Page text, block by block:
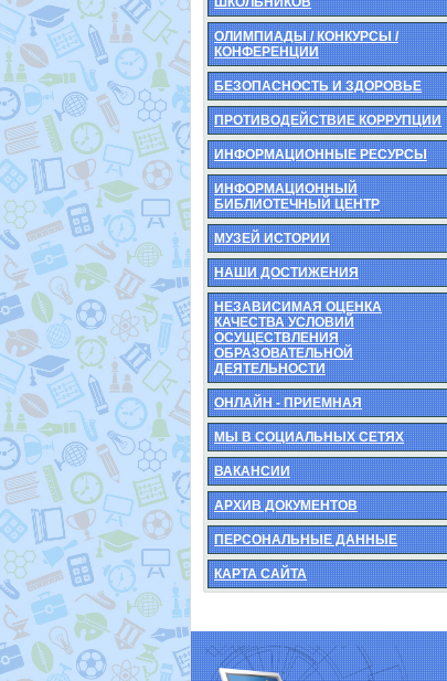
ОЛИМПИАДЫ / КОНКУРСЫ /
КОНФЕРЕНЦИИ
БЕЗОПАСНОСТЬ И ЗДОРОВЬЕ
ПРОТИВОДЕЙСТВИЕ КОРРУПЦИИ
ИНФОРМАЦИОННЫЕ РЕСУРСЫ
ИНФОРМАЦИОННЫЙ
БИБЛИОТЕЧНЫЙ ЦЕНТР
МУЗЕЙ ИСТОРИИ
НАШИ ДОСТИЖЕНИЯ
НЕЗАВИСИМАЯ ОЦЕНКА
КАЧЕСТВА УСЛОВИЙ
ОСУЩЕСТВЛЕНИЯ
ОБРАЗОВАТЕЛЬНОЙ
ДЕЯТЕЛЬНОСТИ
ОНЛАЙН - ПРИЕМНАЯ
МЫ В СОЦИАЛЬНЫХ СЕТЯХ
ВАКАНСИИ
АРХИВ ДОКУМЕНТОВ
ПЕРСОНАЛЬНЫЕ ДАННЫЕ
КАРТА САЙТА